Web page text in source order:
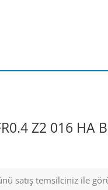
Z2 016 HA B
satış temsilciniz ile